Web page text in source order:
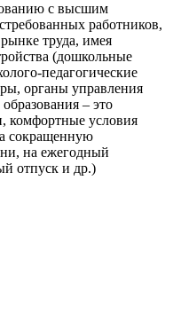
с высшим
работников,
труда, имея
(дошкольные
педагогические
органы управления
– это
комфортные условия
сокращенную
на ежегодный
отпуск и др.)